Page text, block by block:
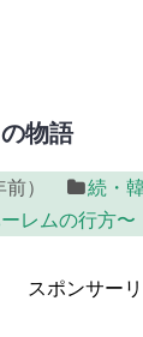
の物語
前）
続・
レムの行方〜
スポンサー